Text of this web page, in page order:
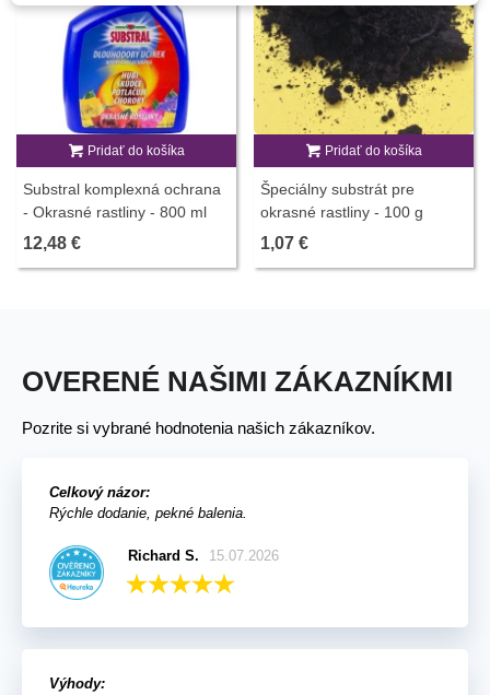
Pridať do košíka
Substral komplexná ochrana
- Okrasné rastliny - 800 ml
12,48 €
Pridať do košíka
Špeciálny substrát pre
okrasné rastliny - 100 g
1,07 €
OVERENÉ NAŠIMI ZÁKAZNÍKMI
Pozrite si vybrané hodnotenia našich zákazníkov.
Celkový názor:
Rýchle dodanie, pekné balenia.
Richard S. 15.07.2026
Výhody: